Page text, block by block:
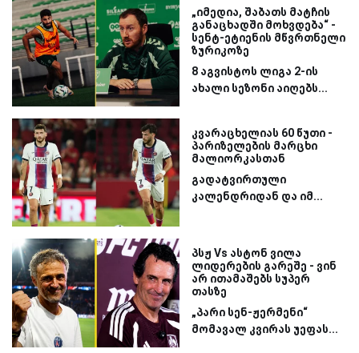
„იმედია, შაბათს მატჩის
განაცხადში მოხვდება“ -
სენტ-ეტიენის მწვრთნელი
ზურიკოზე
8 აგვისტოს ლიგა 2-ის
ახალი სეზონი აიღებს...
კვარაცხელიას 60 წუთი -
პარიზელების მარცხი
მალიორკასთან
გადატვირთული
კალენდრიდან და იმ...
პსჟ Vs ასტონ ვილა
ლიდერების გარეშე - ვინ
არ ითამაშებს სუპერ
თასზე
„პარი სენ-ჟერმენი“
მომავალ კვირას უეფას...